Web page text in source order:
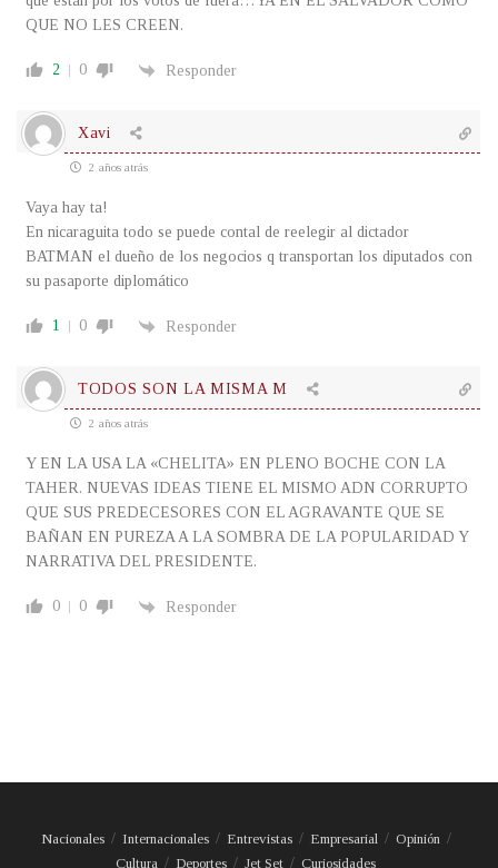
QUE NO LES CREEN.
2 0 Responder
Xavi
2 años atrás
Vaya hay ta!
En nicaraguita todo se puede contal de reelegir al dictador
BATMAN el dueño de los negocios q transportan los diputados con
su pasaporte diplomático
1 0 Responder
TODOS SON LA MISMA M
2 años atrás
Y EN LA USA LA «CHELITA» EN PLENO BOCHE CON LA
TAHER. NUEVAS IDEAS TIENE EL MISMO ADN CORRUPTO
QUE SUS PREDECESORES CON EL AGRAVANTE QUE SE
BAÑAN EN PUREZA A LA SOMBRA DE LA POPULARIDAD Y
NARRATIVA DEL PRESIDENTE.
0 0 Responder
Nacionales Internacionales Entrevistas Empresarial
Opinión
Cultura
Deportes Jet Set Curiosidades